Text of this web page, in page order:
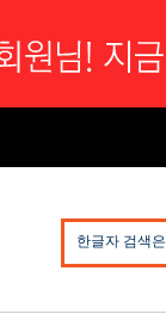
한글자 검색